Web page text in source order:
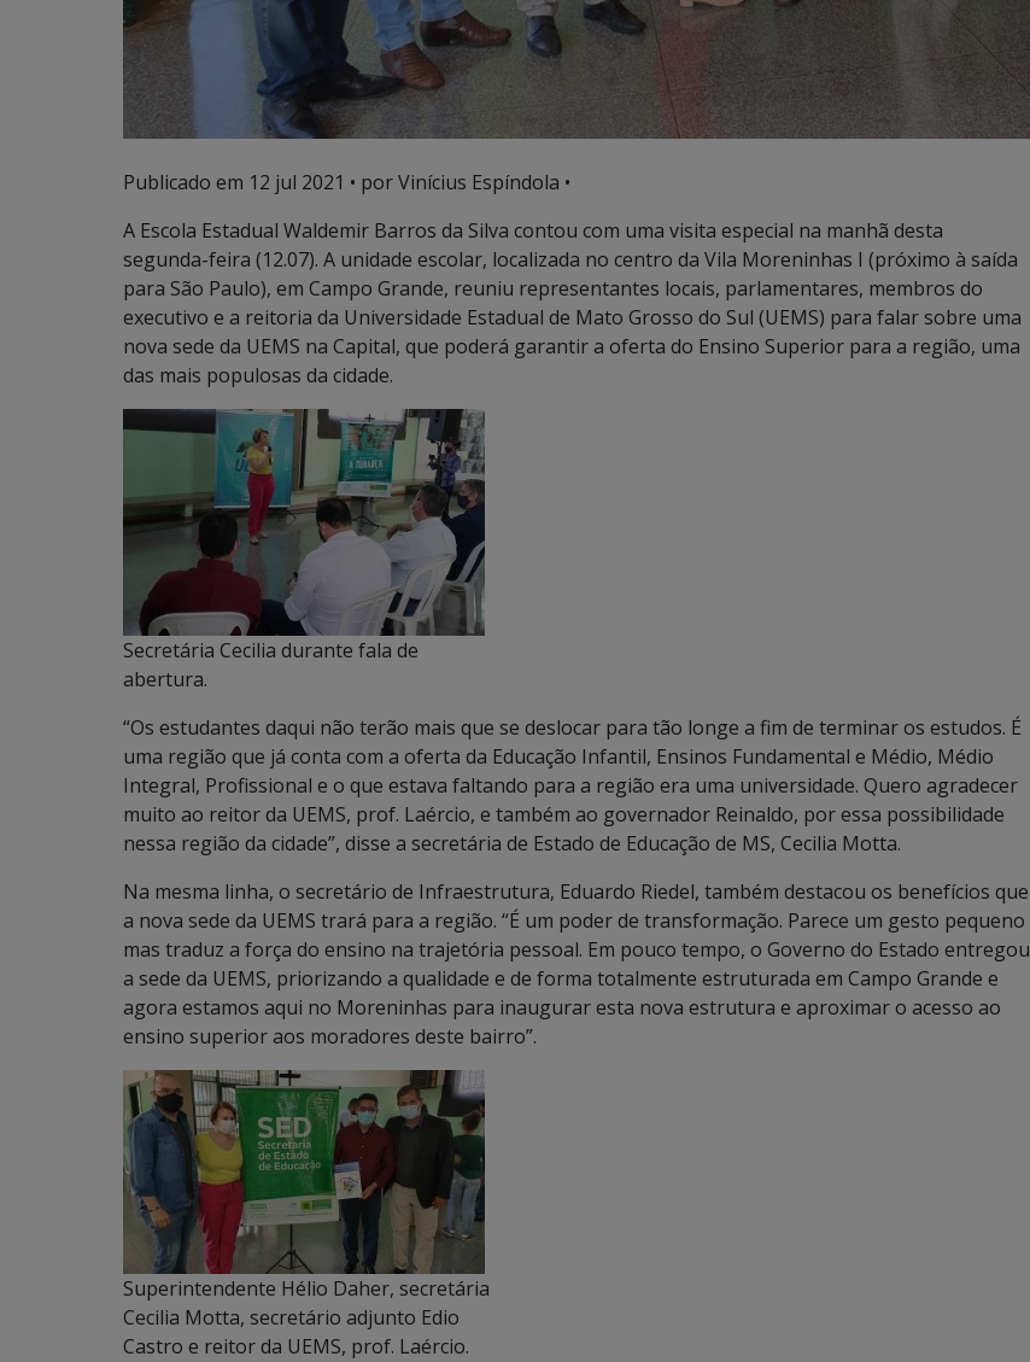
Publicado em 12 jul 2021 • por Vinícius Espíndola •
A Escola Estadual Waldemir Barros da Silva contou com uma visita especial na manhã desta
segunda-feira (12.07). A unidade escolar, localizada no centro da Vila Moreninhas I (próximo à saída
para São Paulo), em Campo Grande, reuniu representantes locais, parlamentares, membros do
executivo e a reitoria da Universidade Estadual de Mato Grosso do Sul (UEMS) para falar sobre uma
nova sede da UEMS na Capital, que poderá garantir a oferta do Ensino Superior para a região, uma
das mais populosas da cidade.
Secretária Cecilia durante fala de
abertura.
“Os estudantes daqui não terão mais que se deslocar para tão longe a fim de terminar os estudos. É
uma região que já conta com a oferta da Educação Infantil, Ensinos Fundamental e Médio, Médio
Integral, Profissional e o que estava faltando para a região era uma universidade. Quero agradecer
muito ao reitor da UEMS, prof. Laércio, e também ao governador Reinaldo, por essa possibilidade
nessa região da cidade”, disse a secretária de Estado de Educação de MS, Cecilia Motta.
Na mesma linha, o secretário de Infraestrutura, Eduardo Riedel, também destacou os benefícios que
a nova sede da UEMS trará para a região. “É um poder de transformação. Parece um gesto pequeno
mas traduz a força do ensino na trajetória pessoal. Em pouco tempo, o Governo do Estado entregou
a sede da UEMS, priorizando a qualidade e de forma totalmente estruturada em Campo Grande e
agora estamos aqui no Moreninhas para inaugurar esta nova estrutura e aproximar o acesso ao
ensino superior aos moradores deste bairro”.
Superintendente Hélio Daher, secretária
Cecilia Motta, secretário adjunto Edio
Castro e reitor da UEMS, prof. Laércio.